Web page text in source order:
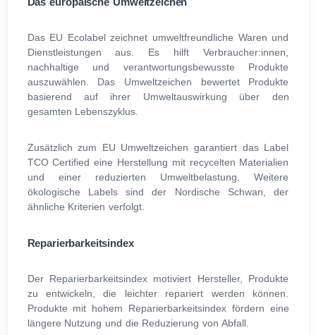
Das EU Ecolabel zeichnet umweltfreundliche Waren und
Dienstleistungen aus. Es hilft Verbraucher:innen,
nachhaltige und verantwortungsbewusste Produkte
auszuwählen. Das Umweltzeichen bewertet Produkte
basierend auf ihrer Umweltauswirkung über den
gesamten Lebenszyklus.
Zusätzlich zum EU Umweltzeichen garantiert das Label
TCO Certified eine Herstellung mit recycelten Materialien
und einer reduzierten Umweltbelastung. Weitere
ökologische Labels sind der Nordische Schwan, der
ähnliche Kriterien verfolgt.
Reparierbarkeitsindex
Der Reparierbarkeitsindex motiviert Hersteller, Produkte
zu entwickeln, die leichter repariert werden können.
Produkte mit hohem Reparierbarkeitsindex fördern eine
längere Nutzung und die Reduzierung von Abfall.